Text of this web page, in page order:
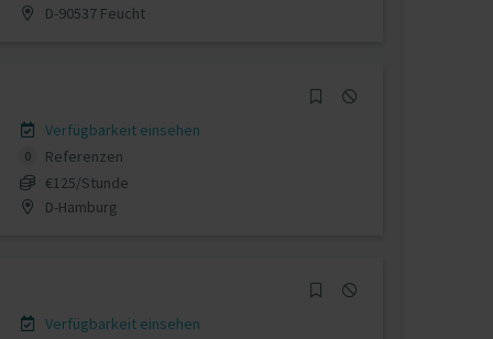
D-90537 Feucht
Verfügbarkeit einsehen
0
Referenzen
€125/Stunde
D-Hamburg
Verfügbarkeit einsehen